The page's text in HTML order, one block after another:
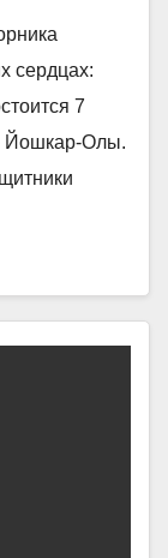
сердцах:
7
Йошкар-Олы.